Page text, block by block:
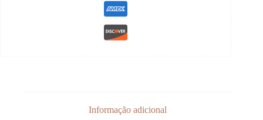
Informação adicional